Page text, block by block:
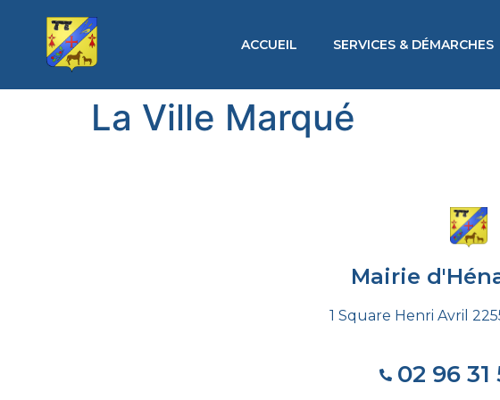
ACCUEIL SERVICES & DÉMARCHES
La Ville Marqué
Mairie
1 Square Henri Avril
02 96 31